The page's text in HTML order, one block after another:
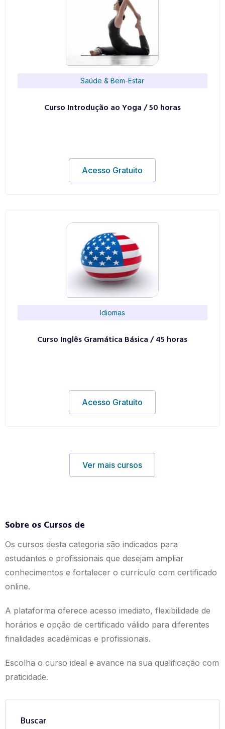
Buscar
Saúde & Bem-Estar
Curso Introdução ao Yoga / 50 horas
Acesso Gratuito
Idiomas
Curso Inglês Gramática Básica / 45 horas
Acesso Gratuito
Ver mais cursos
Sobre os Cursos de
Os cursos desta categoria são indicados para
estudantes e profissionais que desejam ampliar
conhecimentos e fortalecer o currículo com certificado
online.
A plataforma oferece acesso imediato, flexibilidade de
horários e opção de certificado válido para diferentes
finalidades acadêmicas e profissionais.
Escolha o curso ideal e avance na sua qualificação com
praticidade.